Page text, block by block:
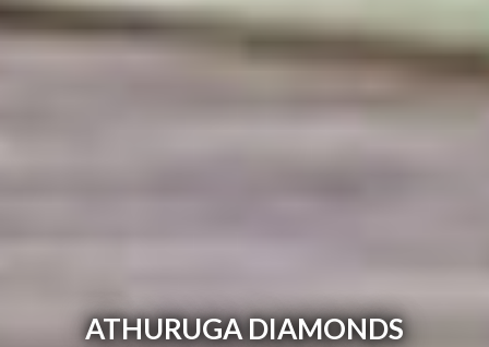
ATHURUGA DIAMONDS